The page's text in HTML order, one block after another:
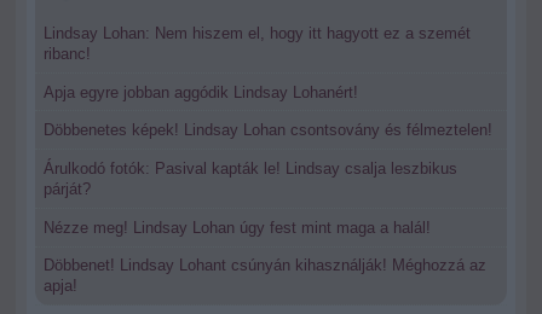
Lindsay Lohan: Nem hiszem el, hogy itt hagyott ez a szemét
ribanc!
Apja egyre jobban aggódik Lindsay Lohanért!
Döbbenetes képek! Lindsay Lohan csontsovány és félmeztelen!
Árulkodó fotók: Pasival kapták le! Lindsay csalja leszbikus
párját?
Nézze meg! Lindsay Lohan úgy fest mint maga a halál!
Döbbenet! Lindsay Lohant csúnyán kihasználják! Méghozzá az
apja!